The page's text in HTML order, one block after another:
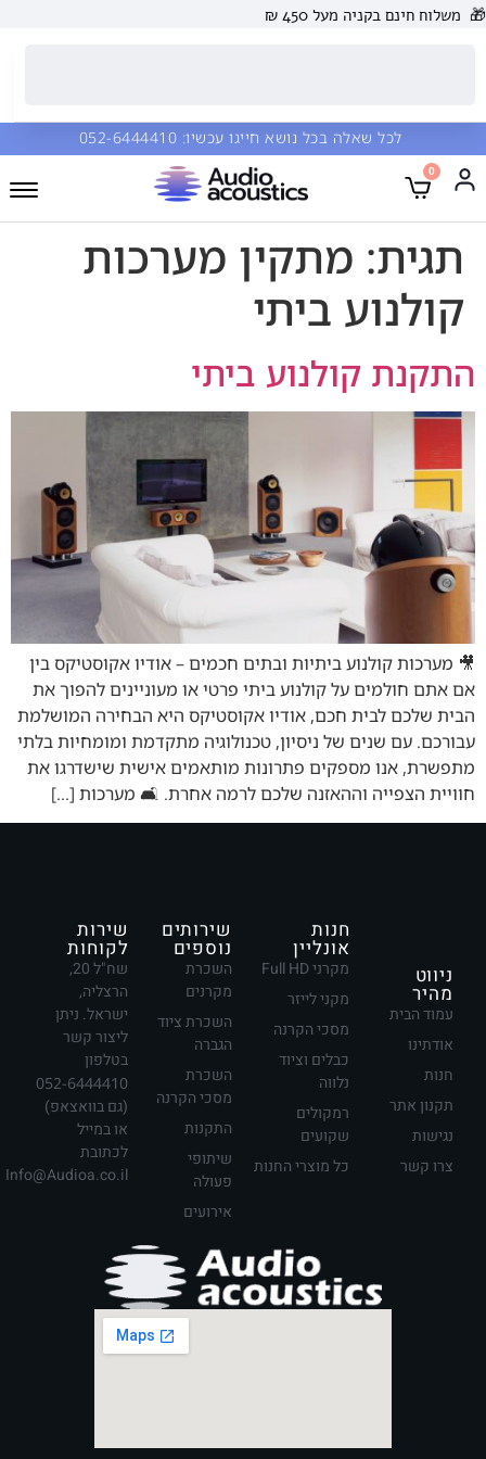
🎁 משלוח חינם בקניה מעל 450 ₪
לכל שאלה בכל נושא חייגו עכשיו:
0
תגית: מתקין מערכות
קולנוע ביתי
התקנת קולנוע ביתי
🎥 מערכות קולנוע ביתיות ובתים חכמים – אודיו אקוסטיקס בין
אם אתם חולמים על קולנוע ביתי פרטי או מעוניינים להפוך את
הבית שלכם לבית חכם, אודיו אקוסטיקס היא הבחירה המושלמת
עבורכם. עם שנים של ניסיון, טכנולוגיה מתקדמת ומומחיות בלתי
מתפשרת, אנו מספקים פתרונות מותאמים אישית שישדרגו את
חוויית הצפייה וההאזנה שלכם לרמה אחרת. 🛋️ מערכות […]
ניווט
מהיר
עמוד הבית
אודתינו
חנות
תקנון אתר
נגישות
צרו קשר
חנות
אונליין
מקרני Full HD
מקני לייזר
מסכי הקרנה
כבלים וציוד
נלווה
רמקולים
שקועים
כל מוצרי החנות
שירותים
נוספים
השכרת
מקרנים
השכרת ציוד
הגברה
השכרת
מסכי הקרנה
התקנות
שיתופי
פעולה
אירועים
שירות
לקוחות
שח"ל 20,
הרצליה,
ישראל. ניתן
ליצור קשר
בטלפון
052-6444410
(גם בוואצאפ)
או במייל
לכתובת
Info@Audioa.co.il